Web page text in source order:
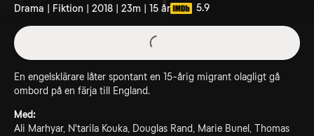
Drama | Fiktion | 2018 | 23m | 15 år 5.9
En engelsklärare låter spontant en 15-årig migrant olagligt gå
ombord på en färja till England.
Med:
Ali Marhyar, N'tarila Kouka, Douglas Rand, Marie Bunel, Thomas